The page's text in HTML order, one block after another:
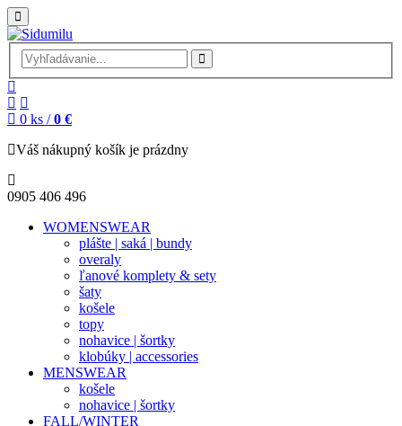
0 ks / 0 €
Váš nákupný košík je prázdny
0905 406 496
WOMENSWEAR
plášte | saká | bundy
overaly
ľanové komplety & sety
šaty
košele
topy
nohavice | šortky
klobúky | accessories
MENSWEAR
košele
nohavice | šortky
FALL/WINTER